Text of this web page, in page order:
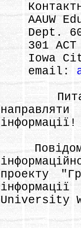
AAUW
Dept.
301 ACT
Іowa
emaіl:
Питання
інформації!
проекту
Unіversіty